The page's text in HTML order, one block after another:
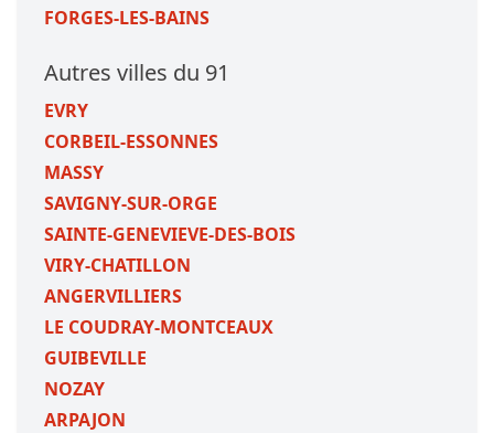
FORGES-LES-BAINS
Autres villes du 91
EVRY
CORBEIL-ESSONNES
MASSY
SAVIGNY-SUR-ORGE
SAINTE-GENEVIEVE-DES-BOIS
VIRY-CHATILLON
ANGERVILLIERS
LE COUDRAY-MONTCEAUX
GUIBEVILLE
NOZAY
ARPAJON